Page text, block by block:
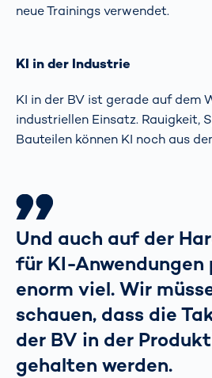
neue Trainings verwendet.
KI in der Industrie
KI in der BV ist gerade auf dem
industriellen Einsatz. Rauigkeit,
Bauteilen können KI noch aus
Und auch auf der
für KI-Anwendungen
enorm viel. Wir
schauen, dass die
der BV in der
gehalten werden.